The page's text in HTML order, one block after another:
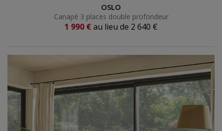
Canapé 3 places double profondeur
OSLO
Canapé 3 places double profondeur
1 990 € au lieu de 2 640 €